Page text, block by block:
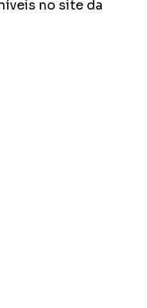
no site da